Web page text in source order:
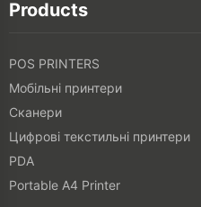
Products
POS PRINTERS
Мобільні принтери
Сканери
Цифрові текстильні принтери
PDA
Portable A4 Printer